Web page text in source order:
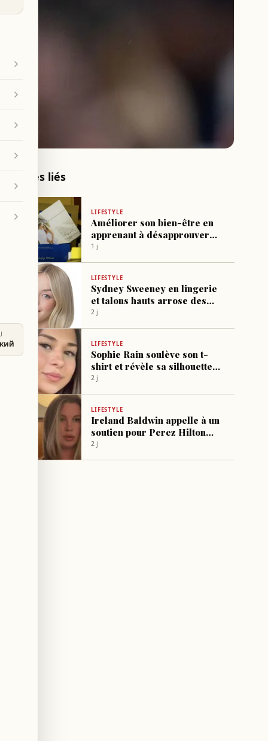
Articles liés
LIFESTYLE
Améliorer son bien-être en
apprenant à désapprouver
sans conflit
1 j
LIFESTYLE
Sydney Sweeney en lingerie
et talons hauts arrose des
plantes
2 j
LIFESTYLE
Sophie Rain soulève son t-
shirt et révèle sa silhouette
dans des sous-vêtements
2 j
LIFESTYLE
Ireland Baldwin appelle à un
soutien pour Perez Hilton
hospitalisé
2 j